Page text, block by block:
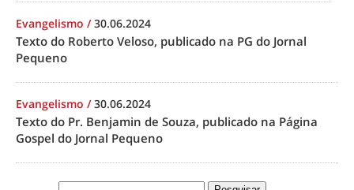
Evangelismo /30.06.2024
Texto do Roberto Veloso, publicado na PG do Jornal
Pequeno
Evangelismo /30.06.2024
Texto do Pr. Benjamin de Souza, publicado na Página
Gospel do Jornal Pequeno